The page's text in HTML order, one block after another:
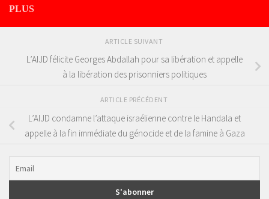
PLUS
ARTICLE SUIVANT
L’AIJD félicite Georges Abdallah pour sa libération et appelle
à la libération des prisonniers politiques
ARTICLE PRÉCÉDENT
L’AIJD condamne l’attaque israélienne contre le Handala et
appelle à la fin immédiate du génocide et de la famine à Gaza